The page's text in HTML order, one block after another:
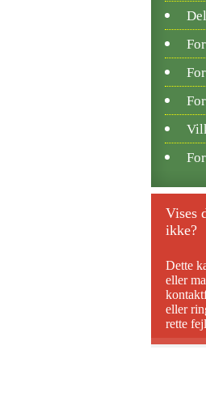
Vises
ikke?
Dette
eller
eller
rette